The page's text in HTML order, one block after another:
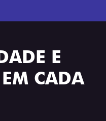
E
CADA